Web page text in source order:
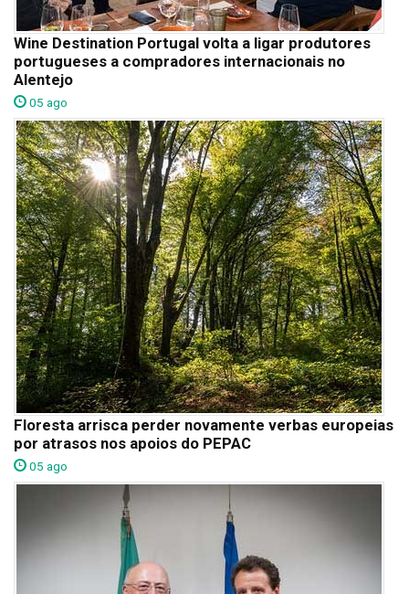
Wine Destination Portugal volta a ligar produtores
portugueses a compradores internacionais no
Alentejo
05 ago
Floresta arrisca perder novamente verbas europeias
por atrasos nos apoios do PEPAC
05 ago